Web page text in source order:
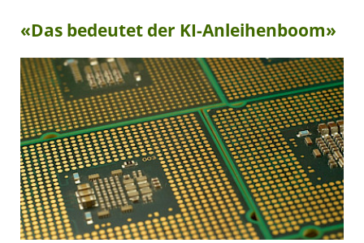
«Das bedeutet der KI-Anleihenboom»